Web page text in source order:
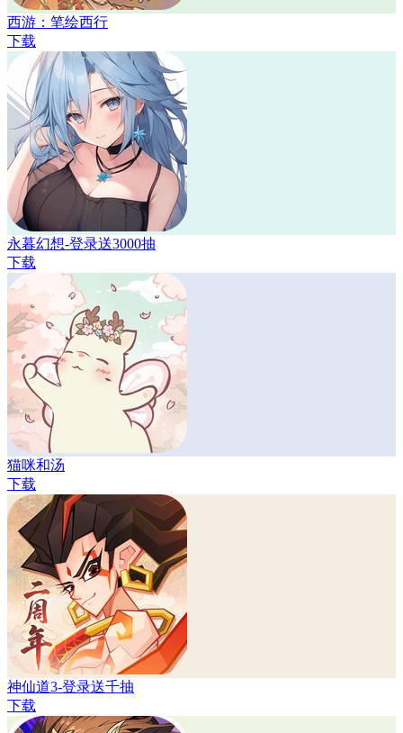
西游：笔绘西行
下载
永暮幻想-登录送3000抽
下载
猫咪和汤
下载
神仙道3-登录送千抽
下载